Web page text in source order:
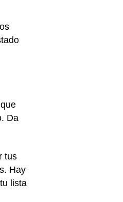
Da
tus
Hay
lista